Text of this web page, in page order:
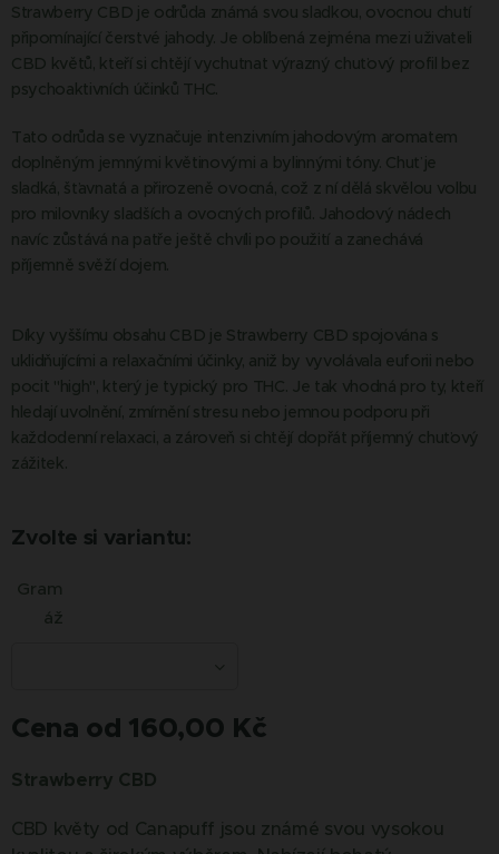
Strawberry CBD je odrůda známá svou sladkou, ovocnou chutí
připomínající čerstvé jahody. Je oblíbená zejména mezi uživateli
CBD květů, kteří si chtějí vychutnat výrazný chuťový profil bez
psychoaktivních účinků THC.
Tato odrůda se vyznačuje intenzivním jahodovým aromatem
doplněným jemnými květinovými a bylinnými tóny. Chuť je
sladká, šťavnatá a přirozeně ovocná, což z ní dělá skvělou volbu
pro milovníky sladších a ovocných profilů. Jahodový nádech
navíc zůstává na patře ještě chvíli po použití a zanechává
příjemně svěží dojem.
Díky vyššímu obsahu CBD je Strawberry CBD spojována s
uklidňujícími a relaxačními účinky, aniž by vyvolávala euforii nebo
pocit "high", který je typický pro THC. Je tak vhodná pro ty, kteří
hledají uvolnění, zmírnění stresu nebo jemnou podporu při
každodenní relaxaci, a zároveň si chtějí dopřát příjemný chuťový
zážitek.
Zvolte si variantu:
Gram
áž
Cena od 160,00 Kč
Strawberry CBD
CBD květy od Canapuff jsou známé svou vysokou